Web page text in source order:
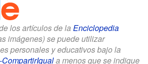
los artículos de la Enciclopedia
imágenes) se puede utilizar
personales y educativos bajo la
a menos que se indique